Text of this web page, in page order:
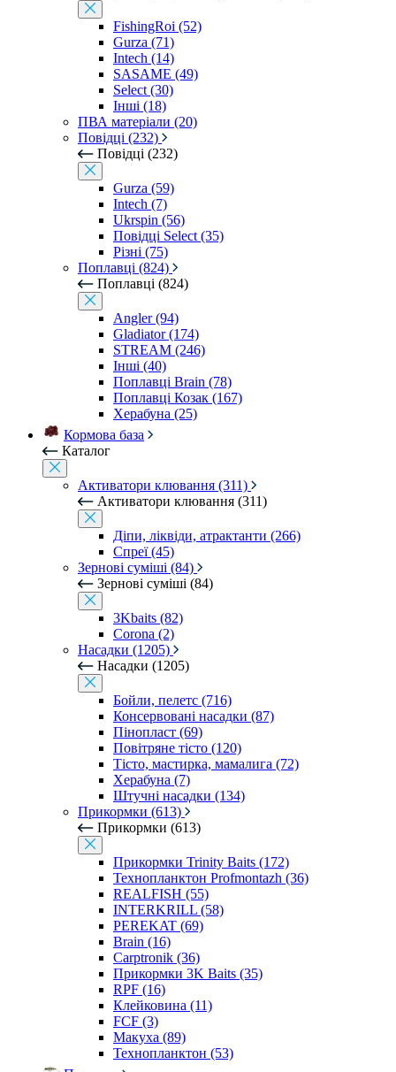
FishingRoi (52)
Gurza (71)
Intech (14)
SASAME (49)
Select (30)
Інші (18)
ПВА матеріали (20)
Повідці (232)
Повідці (232)
Gurza (59)
Intech (7)
Ukrspin (56)
Повідці Select (35)
Різні (75)
Поплавці (824)
Поплавці (824)
Angler (94)
Gladiator (174)
STREAM (246)
Інші (40)
Поплавці Brain (78)
Поплавці Козак (167)
Херабуна (25)
Кормова база
Каталог
Активатори клювання (311)
Активатори клювання (311)
Діпи, ліквіди, атрактанти (266)
Спреї (45)
Зернові суміші (84)
Зернові суміші (84)
3Kbaits (82)
Corona (2)
Насадки (1205)
Насадки (1205)
Бойли, пелетс (716)
Консервовані насадки (87)
Пінопласт (69)
Повітряне тісто (120)
Тісто, мастирка, мамалига (72)
Херабуна (7)
Штучні насадки (134)
Прикормки (613)
Прикормки (613)
Прикормки Trinity Baits (172)
Технопланктон Profmontazh (36)
REALFISH (55)
INTERKRILL (58)
PEREKAT (69)
Brain (16)
Carptronik (36)
Прикормки 3K Baits (35)
RPF (16)
Клейковина (11)
FCF (3)
Макуха (89)
Технопланктон (53)